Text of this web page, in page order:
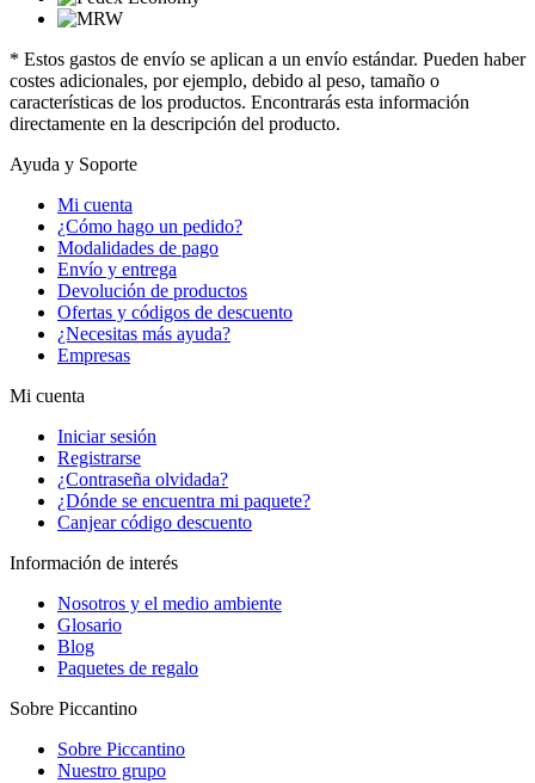
* Estos gastos de envío se aplican a un envío estándar. Pueden haber
costes adicionales, por ejemplo, debido al peso, tamaño o
características de los productos. Encontrarás esta información
directamente en la descripción del producto.
Ayuda y Soporte
Mi cuenta
¿Cómo hago un pedido?
Modalidades de pago
Envío y entrega
Devolución de productos
Ofertas y códigos de descuento
¿Necesitas más ayuda?
Empresas
Mi cuenta
Iniciar sesión
Registrarse
¿Contraseña olvidada?
¿Dónde se encuentra mi paquete?
Canjear código descuento
Información de interés
Nosotros y el medio ambiente
Glosario
Blog
Paquetes de regalo
Sobre Piccantino
Sobre Piccantino
Nuestro grupo